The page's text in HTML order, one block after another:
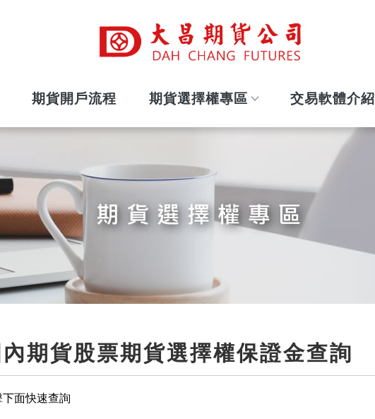
期貨開戶流程 期貨選擇權專區 交易軟體介紹
內期貨股票期貨選擇權保證金查詢
下面快速查詢